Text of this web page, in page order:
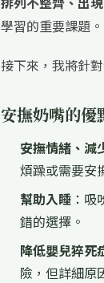
學習的重要課題。
接下來，我將針
安撫奶嘴的優
安撫情緒、減
煩躁或需要安
幫助入睡 ：
錯的選擇。
降低嬰兒猝死
險，但詳細原